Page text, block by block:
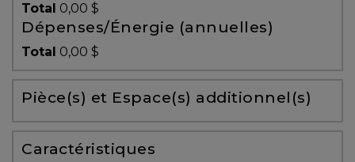
Alerte
immobilière
Avec
un
courtier
Total 0,00 $
Dépenses/Énergie (annuelles)
Total 0,00 $
Pièce(s) et Espace(s) additionnel(s)
Caractéristiques